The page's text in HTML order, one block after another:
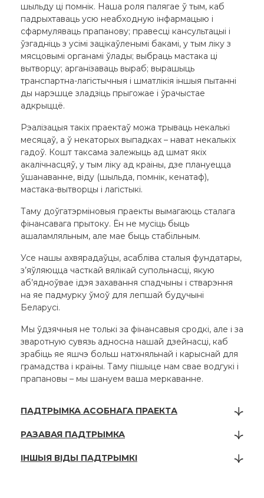
шыльду ці помнік. Наша роля палягае ў тым, каб
падрыхтаваць усю неабходную інфармацыю і
сфармуляваць прапанову; правесці кансультацыі і
ўзгадніць з усімі зацікаўленымі бакамі, у тым ліку з
мясцовымі органамі ўлады; выбраць мастака ці
вытворцу; арганізаваць выраб; вырашыць
транспартна-лагістычныя і шматлікія іншыя пытанні
ды нарэшце зладзіць прыгожае і ўрачыстае
адкрыццё.
Рэалізацыя такіх праектаў можа трываць некалькі
месяцаў, а ў некаторых выпадках – нават некалькіх
гадоў. Кошт таксама залежыць ад шмат якіх
акалічнасцяў, у тым ліку ад краіны, дзе плануецца
ўшанаванне, віду (шыльда, помнік, кенатаф),
мастака-вытворцы і лагістыкі.
Таму доўгатэрміновыя праекты вымагаюць сталага
фінансавага прытоку. Ён не мусіць быць
ашаламляльным, але мае быць стабільным.
Усе нашы ахвярадаўцы, асабліва сталыя фундатары,
з’яўляюцца часткай вялікай супольнасці, якую
аб’ядноўвае ідэя захавання спадчыны і стварэння
на яе падмурку ўмоў для лепшай будучыні
Беларусі.
Мы ўдзячныя не толькі за фінансавыя сродкі, але і за
зваротную сувязь адносна нашай дзейнасці, каб
зрабіць яе яшчэ больш натхняльнай і карыснай для
грамадства і краіны. Таму пішыце нам свае водгукі і
прапановы – мы шануем ваша меркаванне.
ПАДТРЫМКА АСОБНАГА ПРАЕКТА
РАЗАВАЯ ПАДТРЫМКА
ІНШЫЯ ВІДЫ ПАДТРЫМКІ